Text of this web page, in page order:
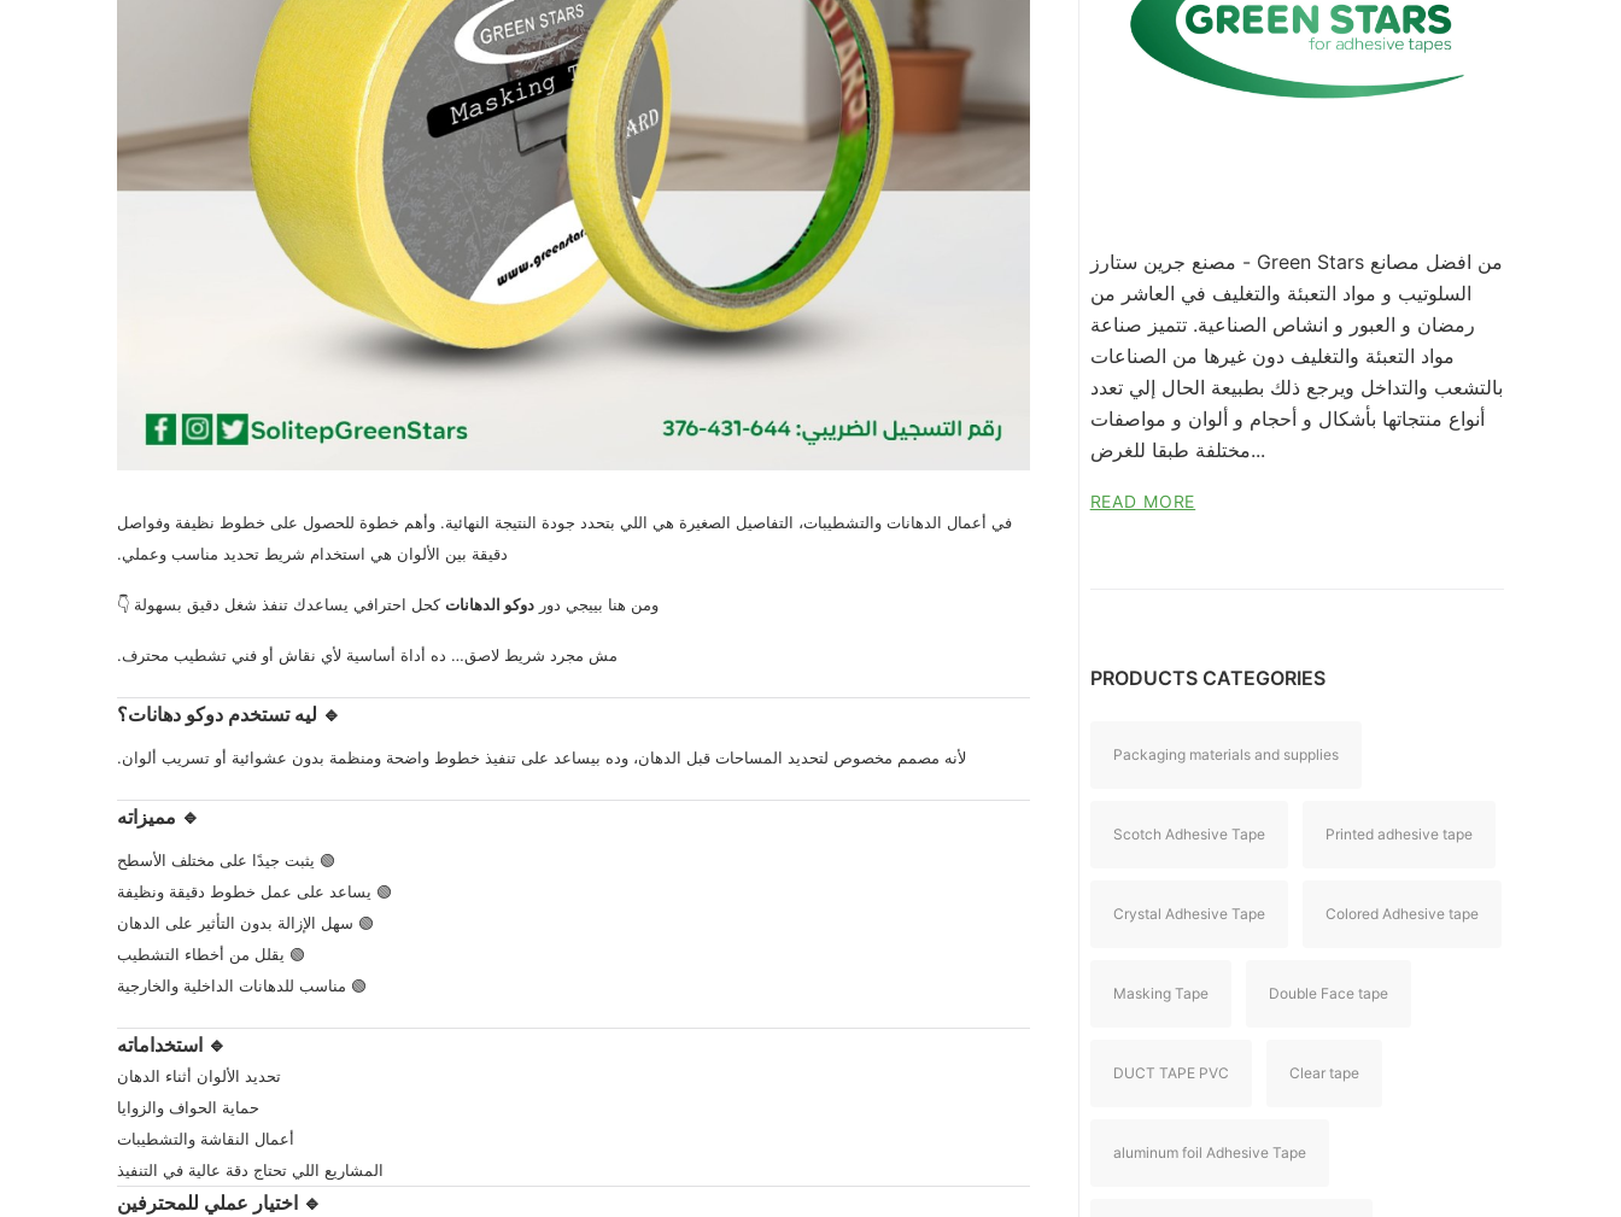
في أعمال الدهانات والتشطيبات، التفاصيل الصغيرة هي اللي بتحدد جودة النتيجة النهائية. وأهم خطوة للحصول على خطوط نظيفة وفواصل
دقيقة بين الألوان هي استخدام شريط تحديد مناسب وعملي.
ومن هنا بييجي دور دوكو الدهاناتكحل احترافي يساعدك تنفذ شغل دقيق بسهولة 👇
مش مجرد شريط لاصق… ده أداة أساسية لأي نقاش أو فني تشطيب محترف.
🔹 ليه تستخدم دوكو دهانات؟
لأنه مصمم مخصوص لتحديد المساحات قبل الدهان، وده بيساعد على تنفيذ خطوط واضحة ومنظمة بدون عشوائية أو تسريب ألوان.
🔹 مميزاته
🟢 يثبت جيدًا على مختلف الأسطح
🟢 يساعد على عمل خطوط دقيقة ونظيفة
🟢 سهل الإزالة بدون التأثير على الدهان
🟢 يقلل من أخطاء التشطيب
🟢 مناسب للدهانات الداخلية والخارجية
🔹 استخداماته
تحديد الألوان أثناء الدهان
حماية الحواف والزوايا
أعمال النقاشة والتشطيبات
المشاريع اللي تحتاج دقة عالية في التنفيذ
🔹 اختيار عملي للمحترفين
مصنع جرين ستارز - Green Stars من افضل مصانع
السلوتيب و مواد التعبئة والتغليف في العاشر من
رمضان و العبور و انشاص الصناعية. تتميز صناعة
مواد التعبئة والتغليف دون غيرها من الصناعات
بالتشعب والتداخل ويرجع ذلك بطبيعة الحال إلي تعدد
أنواع منتجاتها بأشكال و أحجام و ألوان و مواصفات
مختلفة طبقا للغرض...
READ MORE
PRODUCTS CATEGORIES
Packaging materials and supplies
Scotch Adhesive Tape Printed adhesive tape
Crystal Adhesive Tape Colored Adhesive tape
Masking Tape Double Face tape
DUCT TAPE PVC Clear tape
aluminum foil Adhesive Tape